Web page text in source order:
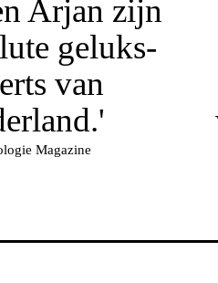
Arjan zijn
geluks-
van
Magazine